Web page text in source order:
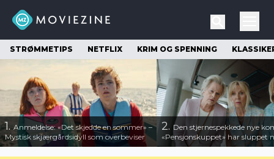
STRØMMETIPS NETFLIX KRIM OG SPENNING
1.Anmeldelse: «Det skjedde en sommer» –
Mystisk skjærgårdsidyll som overbeviser
2. Den stjernespekkede nye
«Pensjonskuppet» har sluppet